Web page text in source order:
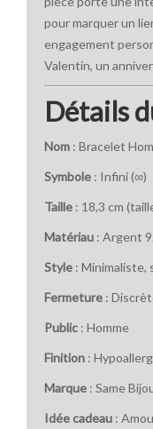
pour marquer un
engagement
Valentin, un
Détails
Nom : Bracelet
Symbole : Infini (∞)
Taille : 18,3 cm
Matériau : Argent
Style : Minimaliste,
Fermeture :
Public : Homme
Finition :
Marque : Same
Idée cadeau :